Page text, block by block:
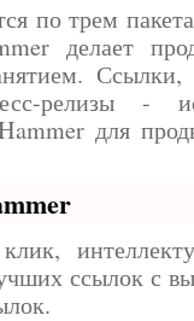
по трем
делает
Ссылки,
релизы -
для
ссылок с